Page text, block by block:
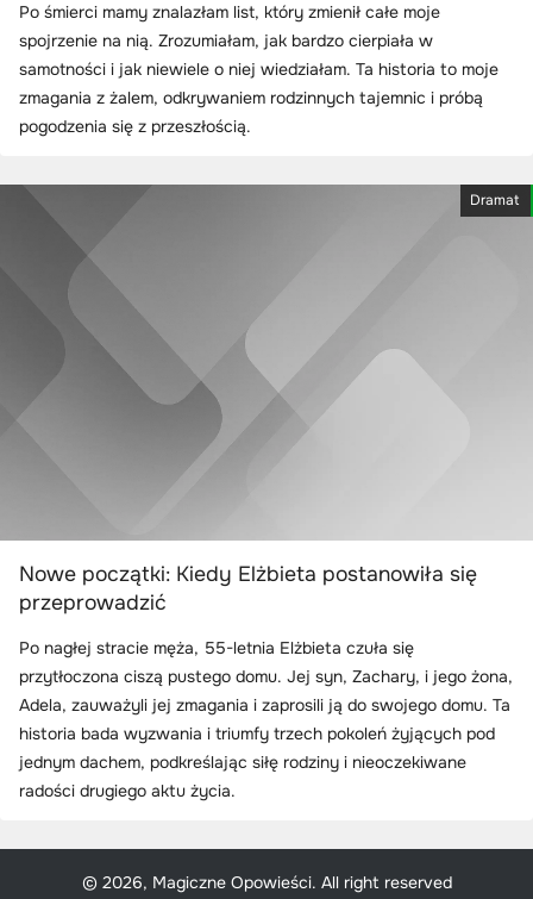
Po śmierci mamy znalazłam list, który zmienił całe moje
spojrzenie na nią. Zrozumiałam, jak bardzo cierpiała w
samotności i jak niewiele o niej wiedziałam. Ta historia to moje
zmagania z żalem, odkrywaniem rodzinnych tajemnic i próbą
pogodzenia się z przeszłością.
Dramat
Nowe początki: Kiedy Elżbieta postanowiła się
przeprowadzić
Po nagłej stracie męża, 55-letnia Elżbieta czuła się
przytłoczona ciszą pustego domu. Jej syn, Zachary, i jego żona,
Adela, zauważyli jej zmagania i zaprosili ją do swojego domu. Ta
historia bada wyzwania i triumfy trzech pokoleń żyjących pod
jednym dachem, podkreślając siłę rodziny i nieoczekiwane
radości drugiego aktu życia.
© 2026, Magiczne Opowieści. All right reserved